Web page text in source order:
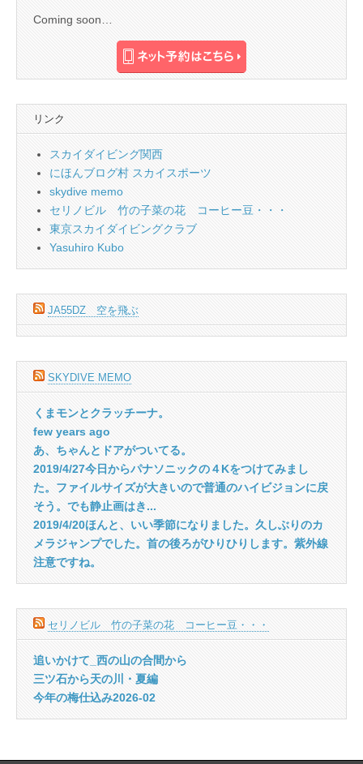
Coming soon…
リンク
スカイダイビング関西
にほんブログ村 スカイスポーツ
skydive memo
セリノビル 竹の子菜の花 コーヒー豆・・・
東京スカイダイビングクラブ
Yasuhiro Kubo
JA55DZ 空を飛ぶ
SKYDIVE MEMO
くまモンとクラッチーナ。
few years ago
あ、ちゃんとドアがついてる。
2019/4/27今日からパナソニックの４Kをつけてみまし
た。ファイルサイズが大きいので普通のハイビジョンに戻
そう。でも静止画はき...
2019/4/20ほんと、いい季節になりました。久しぶりのカ
メラジャンプでした。首の後ろがひりひりします。紫外線
注意ですね。
セリノビル 竹の子菜の花 コーヒー豆・・・
追いかけて_西の山の合間から
三ツ石から天の川・夏編
今年の梅仕込み2026-02